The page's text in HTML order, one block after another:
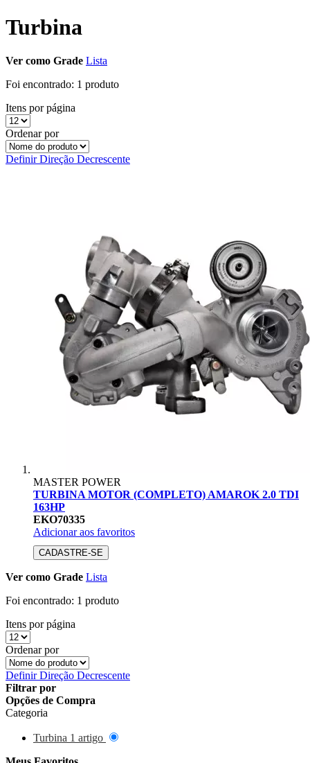
Turbina
Ver como Grade Lista
Foi encontrado: 1 produto
Itens por página
Ordenar por
Definir Direção Decrescente
MASTER POWER
TURBINA MOTOR (COMPLETO) AMAROK 2.0 TDI
163HP
EKO70335
Adicionar aos favoritos
CADASTRE-SE
Ver como Grade Lista
Foi encontrado: 1 produto
Itens por página
Ordenar por
Definir Direção Decrescente
Filtrar por
Opções de Compra
Categoria
Turbina 1 artigo